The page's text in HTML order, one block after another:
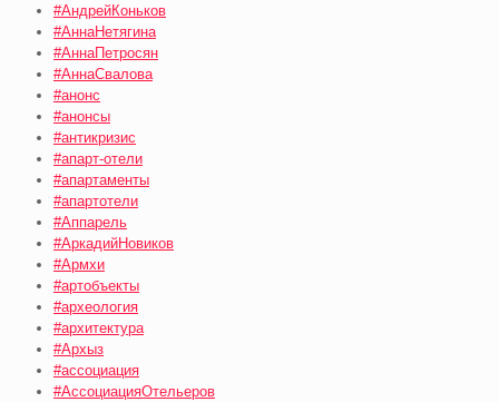
#АндрейКоньков
#АннаНетягина
#АннаПетросян
#АннаСвалова
#анонс
#анонсы
#антикризис
#апарт-отели
#апартаменты
#апартотели
#Аппарель
#АркадийНовиков
#Армхи
#артобъекты
#археология
#архитектура
#Архыз
#ассоциация
#АссоциацияОтельеров